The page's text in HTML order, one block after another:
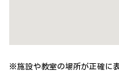
※施設や教室の場所が正確に